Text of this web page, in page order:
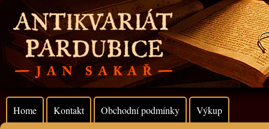
Home Kontakt Obchodní podmínky Výkup